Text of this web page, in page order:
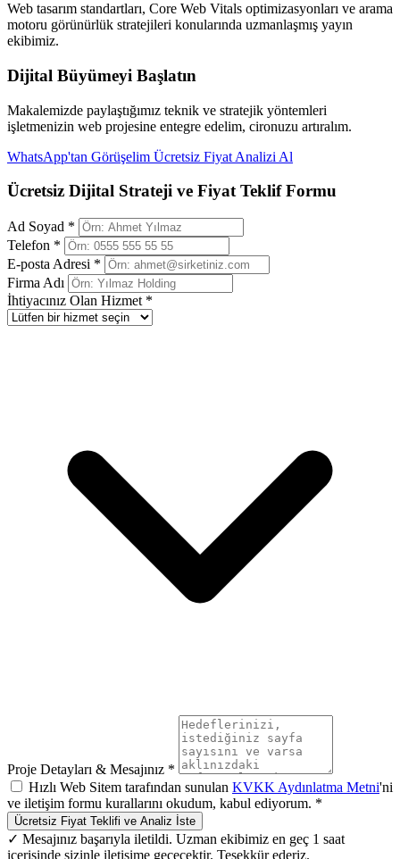
Web tasarım standartları, Core Web Vitals optimizasyonları ve arama
motoru görünürlük stratejileri konularında uzmanlaşmış yayın
ekibimiz.
Dijital Büyümeyi Başlatın
Makalemizde paylaştığımız teknik ve stratejik yöntemleri
işletmenizin web projesine entegre edelim, cironuzu artıralım.
WhatsApp'tan Görüşelim Ücretsiz Fiyat Analizi Al
Ücretsiz Dijital Strateji ve Fiyat Teklif Formu
Ad Soyad *
Telefon *
E-posta Adresi *
Firma Adı
İhtiyacınız Olan Hizmet *
Proje Detayları & Mesajınız *
Hızlı Web Sitem tarafından sunulan KVKK Aydınlatma Metni'ni
ve iletişim formu kurallarını okudum, kabul ediyorum. *
Ücretsiz Fiyat Teklifi ve Analiz İste
✓ Mesajınız başarıyla iletildi. Uzman ekibimiz en geç 1 saat
içerisinde sizinle iletişime geçecektir. Teşekkür ederiz.